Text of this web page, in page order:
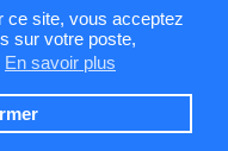
ce site, vous acceptez
sur votre poste,
En savoir plus
& SIGTV